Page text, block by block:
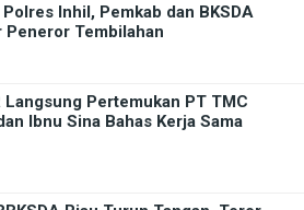
Inhil, Pemkab dan BKSDA
Peneror Tembilahan
Langsung Pertemukan PT TMC
Ibnu Sina Bahas Kerja Sama